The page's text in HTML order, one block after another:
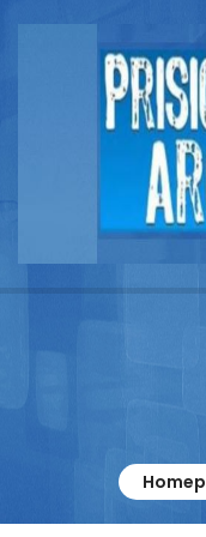
Buscador
Documentos
Columnistas
Contacto